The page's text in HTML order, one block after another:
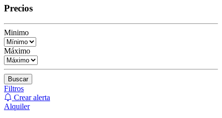
Precios
Minimo
Máximo
Buscar
Filtros
Crear alerta
Alquiler